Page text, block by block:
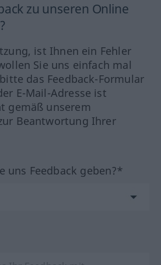
zu unseren Online
ist Ihnen ein Fehler
Sie uns einfach mal
das Feedback-Formular
E-Mail-Adresse ist
gemäß unserem
Beantwortung Ihrer
uns Feedback geben?*